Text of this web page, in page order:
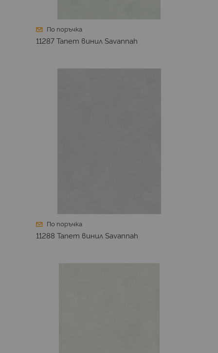
По поръчка
11287 Тапет винил Savannah
По поръчка
11288 Тапет винил Savannah